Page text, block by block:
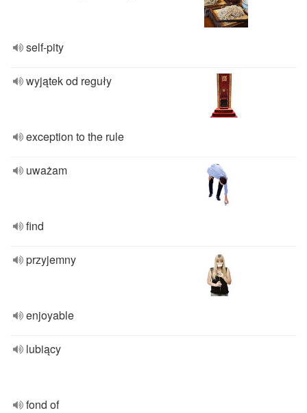
self-pity
wyjątek od reguły
exception to the rule
uważam
find
przyjemny
enjoyable
lubiący
fond of